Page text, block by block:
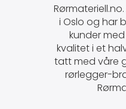
i Oslo og har
kunder
kvalitet i et
tatt med våre
rørlegger-